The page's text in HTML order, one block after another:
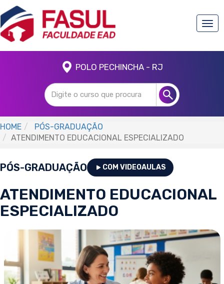
POLO PECHINCHA - RJ
HOME
PÓS-GRADUAÇÃO
ATENDIMENTO EDUCACIONAL ESPECIALIZADO
PÓS-GRADUAÇÃO COM VIDEOAULAS
ATENDIMENTO EDUCACIONAL
ESPECIALIZADO